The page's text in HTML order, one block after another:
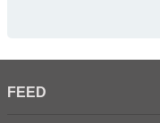
FEED